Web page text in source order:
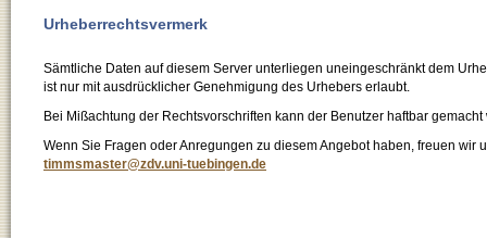
Urheberrechtsvermerk
Sämtliche Daten auf diesem Server unterliegen uneingeschränkt dem
ist nur mit ausdrücklicher Genehmigung des Urhebers erlaubt.
Bei Mißachtung der Rechtsvorschriften kann der Benutzer haftbar gemacht
Wenn Sie Fragen oder Anregungen zu diesem Angebot haben, freuen wir
timmsmaster@zdv.uni-tuebingen.de